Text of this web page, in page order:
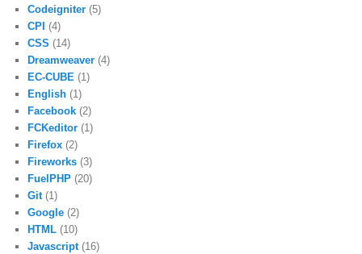
Codeigniter (5)
CPI (4)
CSS (14)
Dreamweaver (4)
EC-CUBE (1)
English (1)
Facebook (2)
FCKeditor (1)
Firefox (2)
Fireworks (3)
FuelPHP (20)
Git(1)
Google (2)
HTML (10)
Javascript(16)